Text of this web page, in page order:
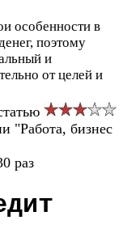
особенности в
поэтому
и
от целей и
"Работа, бизнес
раз